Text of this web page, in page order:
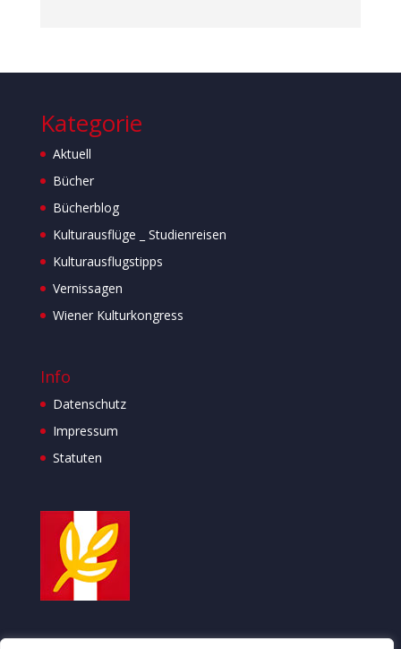
Kategorie
Aktuell
Bücher
Bücherblog
Kulturausflüge _ Studienreisen
Kulturausflugstipps
Vernissagen
Wiener Kulturkongress
Info
Datenschutz
Impressum
Statuten